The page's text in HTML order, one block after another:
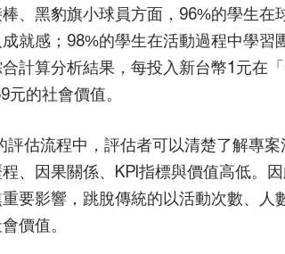
、黑豹旗小球員方面，96%的學生在
就感；98%的學生在活動過程中學習
計算分析結果，每投入新台幣1元在
元的社會價值。
評估流程中，評估者可以清楚了解專
、因果關係、KPI指標與價值高低。
要影響，跳脫傳統的以活動次數、人
價值。